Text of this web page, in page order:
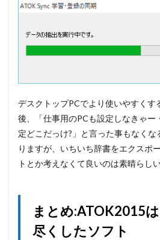
デスクトップPCでより使いやすくす
後、「仕事用のPCも設定しなきゃー
定どこだっけ?」と言った事もなく
りますが、いちいち辞書をエクスポ
トとか考えなくて良いのは素晴らしい
まとめ:ATOK2015
尽くしたソフト